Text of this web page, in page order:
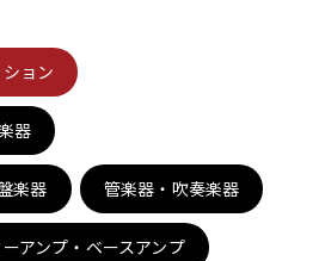
その他楽器
ョン
器
楽器 管楽器・吹奏楽器
アンプ・ベースアンプ